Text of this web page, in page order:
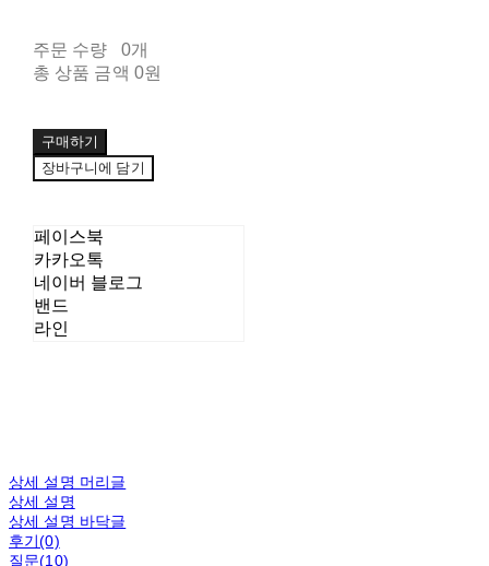
주문 수량
0개
총 상품 금액 0원
구매하기
장바구니에 담기
페이스북
카카오톡
네이버 블로그
밴드
라인
상세 설명 머리글
상세 설명
상세 설명 바닥글
후기(0)
질문(10)